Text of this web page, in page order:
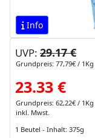
Info
UVP: 29.17 €
Grundpreis: 77,79€ / 1Kg
23.33 €
Grundpreis: 62,22€ / 1Kg
inkl. Mwst.
1 Beutel - Inhalt: 375g